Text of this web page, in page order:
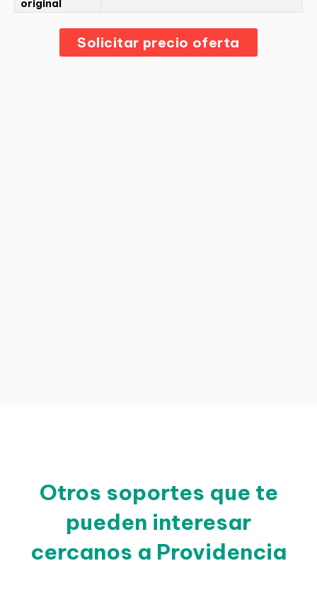
original
Solicitar precio oferta
Otros soportes que te
pueden interesar
cercanos a Providencia